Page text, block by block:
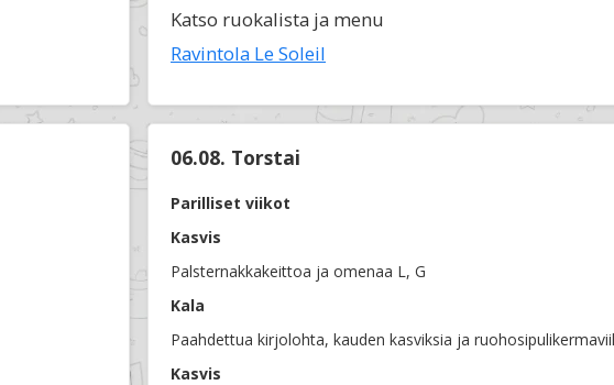
Katso ruokalista ja menu
Ravintola Le Soleil
06.08. Torstai
Parilliset viikot
Kasvis
Palsternakkakeittoa ja omenaa L, G
Kala
Paahdettua kirjolohta, kauden kasviksia ja
Kasvis